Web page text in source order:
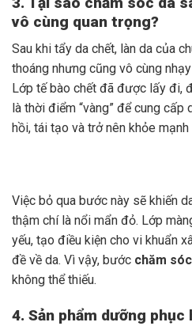
vô cùng quan trọng?
Sau khi tẩy da chết, làn da của
thoáng nhưng cũng vô cùng
Lớp tế bào chết đã được lấy đi,
là thời điểm “vàng” để cung
hồi, tái tạo và trở nên khỏe mạnh
Việc bỏ qua bước này sẽ khiến
thậm chí là nổi mẩn đỏ. Lớp
yếu, tạo điều kiện cho vi khuẩn
đề về da. Vì vậy, bước chăm
không thể thiếu.
4. Sản phẩm dưỡng